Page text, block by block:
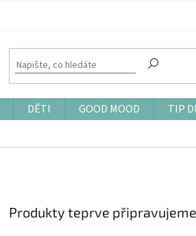
DĚTI GOOD MOOD TIP
Produkty teprve